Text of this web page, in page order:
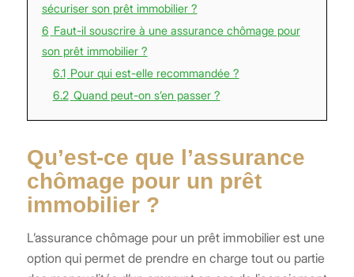
sécuriser son prêt immobilier ?
6 Faut-il souscrire à une assurance chômage pour
son prêt immobilier ?
6.1 Pour qui est-elle recommandée ?
6.2 Quand peut-on s’en passer ?
Qu’est-ce que l’assurance
chômage pour un prêt
immobilier ?
L’assurance chômage pour un prêt immobilier est une
option qui permet de prendre en charge tout ou partie